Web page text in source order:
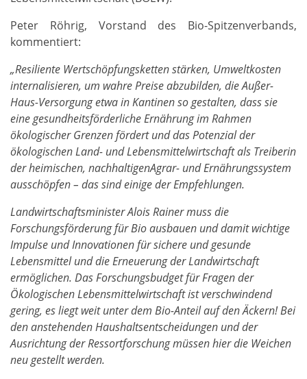
Peter Röhrig, Vorstand des Bio-Spitzenverbands,
kommentiert:
„Resiliente Wertschöpfungsketten stärken, Umweltkosten
internalisieren, um wahre Preise abzubilden, die Außer-
Haus-Versorgung etwa in Kantinen so gestalten, dass sie
eine gesundheitsförderliche Ernährung im Rahmen
ökologischer Grenzen fördert und das Potenzial der
ökologischen Land- und Lebensmittelwirtschaft als Treiberin
der heimischen, nachhaltigenAgrar- und Ernährungssystem
ausschöpfen – das sind einige der Empfehlungen.
Landwirtschaftsminister Alois Rainer muss die
Forschungsförderung für Bio ausbauen und damit wichtige
Impulse und Innovationen für sichere und gesunde
Lebensmittel und die Erneuerung der Landwirtschaft
ermöglichen. Das Forschungsbudget für Fragen der
Ökologischen Lebensmittelwirtschaft ist verschwindend
gering, es liegt weit unter dem Bio-Anteil auf den Äckern! Bei
den anstehenden Haushaltsentscheidungen und der
Ausrichtung der Ressortforschung müssen hier die Weichen
neu gestellt werden.